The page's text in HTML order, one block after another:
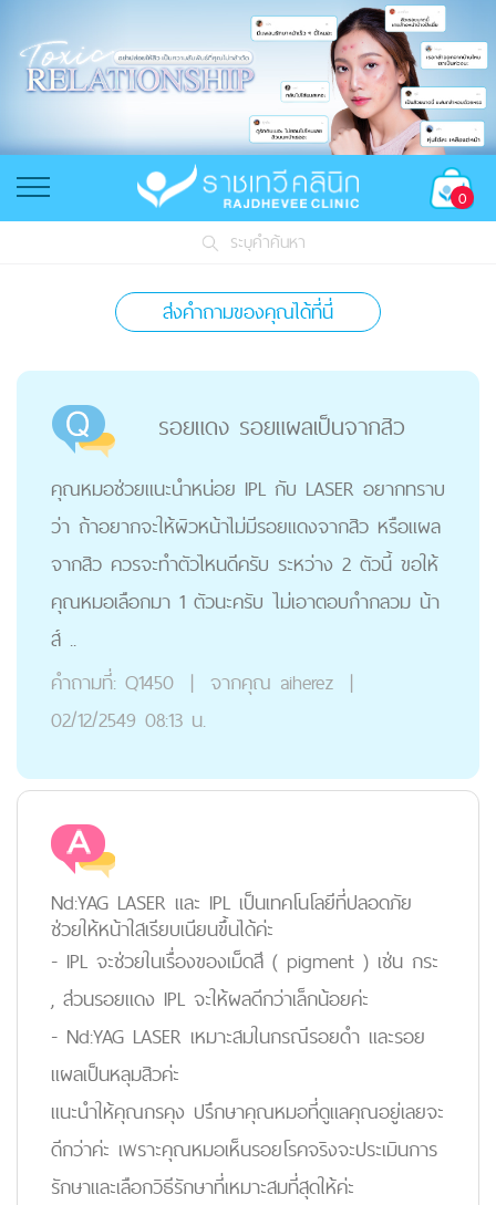
0
ระบุคำค้นหา
ส่งคำถามของคุณได้ที่นี่
รอยแดง รอยแผลเป็นจากสิว
คุณหมอช่วยแนะนำหน่อย IPL กับ LASER อยากทราบ
ว่า ถ้าอยากจะให้ผิวหน้าไม่มีรอยแดงจากสิว หรือแผล
จากสิว ควรจะทำตัวไหนดีครับ ระหว่าง 2 ตัวนี้ ขอให้
คุณหมอเลือกมา 1 ตัวนะครับ ไม่เอาตอบกำกลวม น้า
ส์ ..
คำถามที่: Q1450 | จากคุณ aiherez |
02/12/2549 08:13 น.
Nd:YAG LASER และ IPL เป็นเทคโนโลยีที่ปลอดภัย
ช่วยให้หน้าใสเรียบเนียนขึ้นได้ค่ะ
- IPL จะช่วยในเรื่องของเม็ดสี ( pigment ) เช่น กระ
, ส่วนรอยแดง IPL จะให้ผลดีกว่าเล็กน้อยค่ะ
- Nd:YAG LASER เหมาะสมในกรณีรอยดำ และรอย
แผลเป็นหลุมสิวค่ะ
แนะนำให้คุณกรคุง ปรึกษาคุณหมอที่ดูแลคุณอยู่เลยจะ
ดีกว่าค่ะ เพราะคุณหมอเห็นรอยโรคจริงจะประเมินการ
รักษาและเลือกวิธีรักษาที่เหมาะสมที่สุดให้ค่ะ